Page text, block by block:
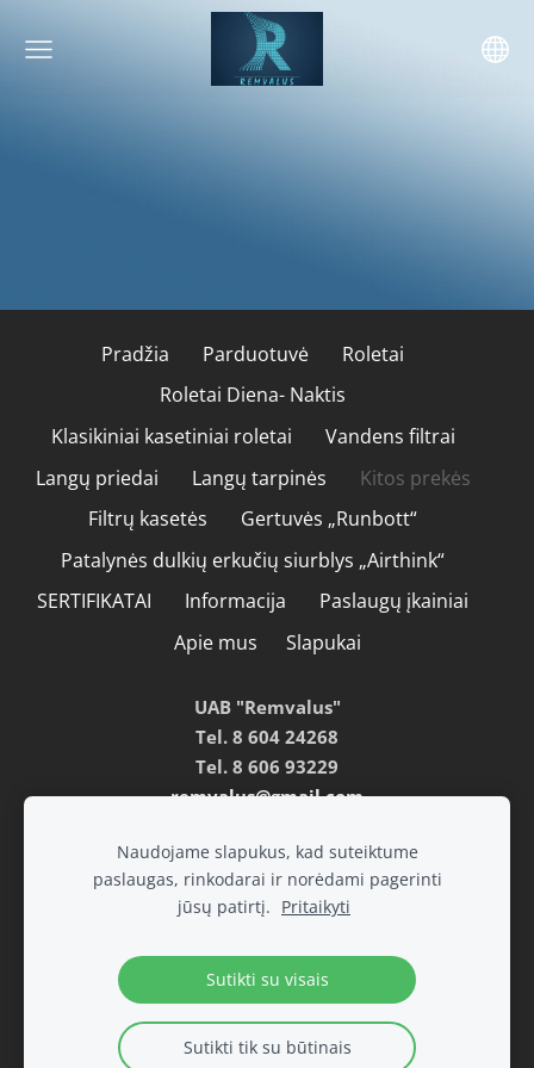
Pradžia Parduotuvė
Roletai
Roletai Diena- Naktis
Klasikiniai kasetiniai roletai
Vandens filtrai
Langų priedai
Langų tarpinės
Kitos prekės
Filtrų kasetės
Gertuvės „Runbott“
Patalynės dulkių erkučių siurblys „Airthink“
SERTIFIKATAI
Informacija
Paslaugų įkainiai
Apie mus
Slapukai
UAB "Remvalus"
Tel. 8 604 24268
Tel. 8 606 93229
remvalus@gmail.com
Naudojame slapukus, kad suteiktume
paslaugas, rinkodarai ir norėdami pagerinti
jūsų patirtį. Pritaikyti
Sutikti su visais
Sutikti tik su būtinais